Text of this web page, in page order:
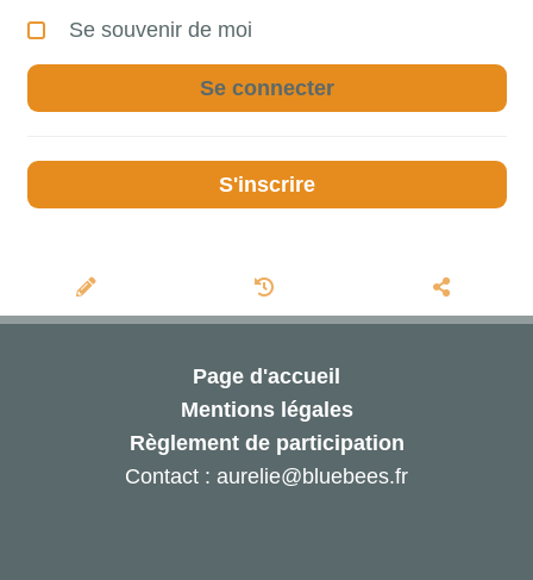
Se souvenir de moi
Se connecter
S'inscrire
Page d'accueil
Mentions légales
Règlement de participation
Contact : aurelie@bluebees.fr